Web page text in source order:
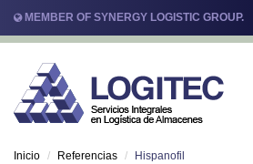
MEMBER OF SYNERGY LOGISTIC GROUP.
Inicio Referencias Hispanofil